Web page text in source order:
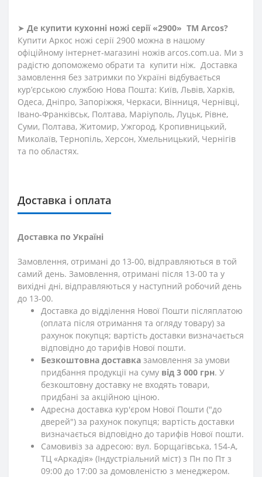
➤ Де купити кухонні ножі серії «2900» ТМ Arcos?
Купити Аркос ножі серії 2900 можна в нашому
офіційному інтернет-магазині ножів arcos.com.ua. Ми з
радістю допоможемо обрати та купити ніж. Доставка
замовлення без затримки по Україні відбувається
кур’єрською службою Нова Пошта: Київ, Львів, Харків,
Одеса, Дніпро, Запоріжжя, Черкаси, Вінниця, Чернівці,
Івано-Франківськ, Полтава, Маріуполь, Луцьк, Рівне,
Суми, Полтава, Житомир, Ужгород, Кропивницький,
Миколаїв, Тернопіль, Херсон, Хмельницький, Чернігів
та по областях.
Доставка і оплата
Доставка по Україні
Замовлення, отримані до 13-00, відправляються в той
самий день. Замовлення, отримані після 13-00 та у
вихідні дні, відправляються у наступний робочий день
до 13-00.
Доставка до відділення Нової Пошти післяплатою
(оплата після отримання та огляду товару) за
рахунок покупця; вартість доставки визначається
відповідно до тарифів Нової пошти.
Безкоштовна доставка замовлення за умови
придбання продукції на суму від 3 000 грн. У
безкоштовну доставку не входять товари,
придбані за акційною ціною.
Адресна доставка кур'єром Нової Пошти ("до
дверей") за рахунок покупця; вартість доставки
визначається відповідно до тарифів Нової пошти.
Самовивіз за адресою: вул. Борщагівська, 154-А,
ТЦ «Аркадія» (Індустріальний міст) з Пн по Пт з
09:00 до 17:00 за домовленістю з менеджером.